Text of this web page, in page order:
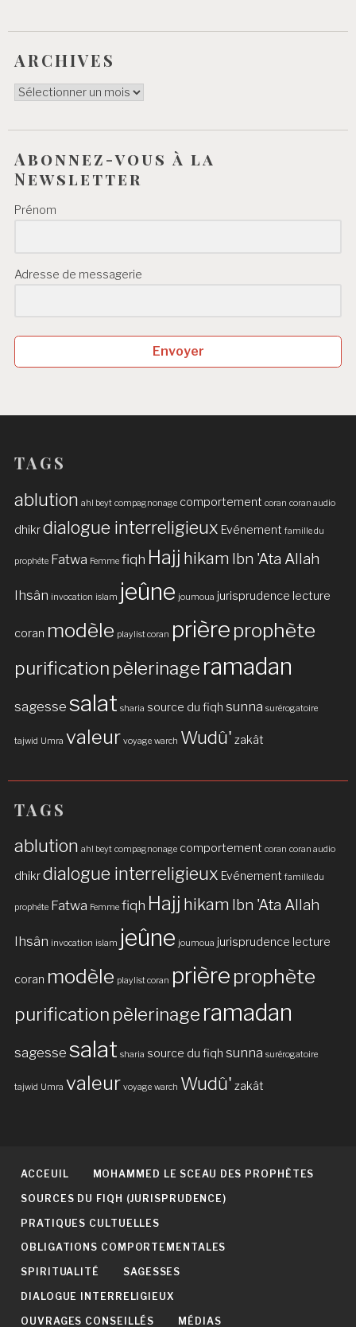
ARCHIVES
ARCHIVES
Abonnez-vous à la
Newsletter
Prénom
Adresse de messagerie
Envoyer
TAGS
ablution ahl beyt compagnonage comportement coran coran audio
dhikrdialogue interreligieux Evénement famille du
prophète Fatwa Femme fiqh Hajj hikam Ibn 'Ata Allah
Ihsân invocation islam jeûne joumoua jurisprudence lecture
coran modèle playlist coran prière prophète
purification pèlerinage ramadan
sagesse salat sharia source du fiqh sunna surérogatoire
tajwid Umra valeur voyage warch Wudû' zakât
TAGS
ablution ahl beyt compagnonage comportement coran coran audio
dhikrdialogue interreligieux Evénement famille du
prophète Fatwa Femme fiqh Hajj hikam Ibn 'Ata Allah
Ihsân invocation islam jeûne joumoua jurisprudence lecture
coran modèle playlist coran prière prophète
purification pèlerinage ramadan
sagesse salat sharia source du fiqh sunna surérogatoire
tajwid Umra valeur voyage warch Wudû' zakât
ACCEUIL MOHAMMED LE SCEAU DES PROPHÈTES
SOURCES DU FIQH (JURISPRUDENCE)
PRATIQUES CULTUELLES
OBLIGATIONS COMPORTEMENTALES
SPIRITUALITÉ SAGESSES
DIALOGUE INTERRELIGIEUX
OUVRAGES CONSEILLÉS MÉDIAS